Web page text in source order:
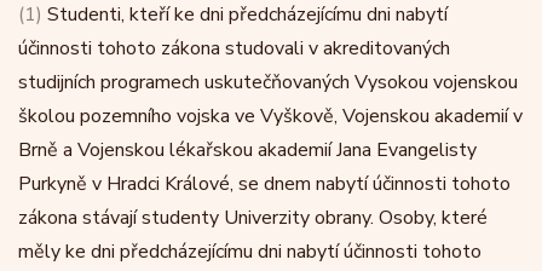
(1) Studenti, kteří ke dni předcházejícímu dni nabytí
účinnosti tohoto zákona studovali v akreditovaných
studijních programech uskutečňovaných Vysokou vojenskou
školou pozemního vojska ve Vyškově, Vojenskou akademií v
Brně a Vojenskou lékařskou akademií Jana Evangelisty
Purkyně v Hradci Králové, se dnem nabytí účinnosti tohoto
zákona stávají studenty Univerzity obrany. Osoby, které
měly ke dni předcházejícímu dni nabytí účinnosti tohoto